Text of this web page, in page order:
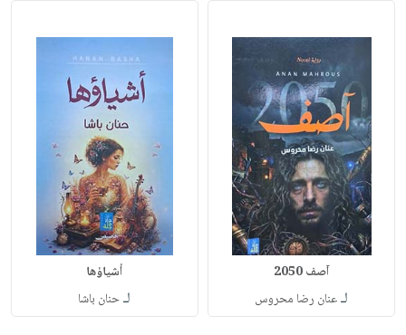
آصف 2050
لـعنان رضا محروس
أشياؤها
لـحنان باشا